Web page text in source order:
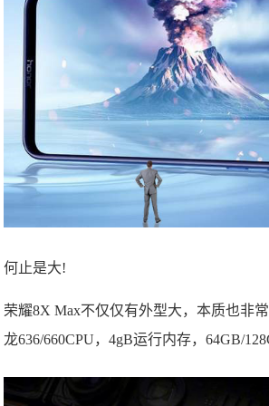
何止是大!
荣耀8X Max不仅仅有外型大，本质也非
龙636/660CPU，4gB运行内存，64GB/